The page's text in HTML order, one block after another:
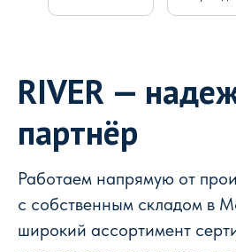
RIVER —
партнёр
Работаем напрямую от
с собственным складом в
широкий ассортимент